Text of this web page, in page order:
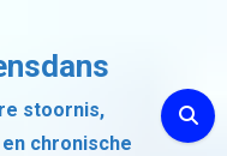
stoornis,
chronische